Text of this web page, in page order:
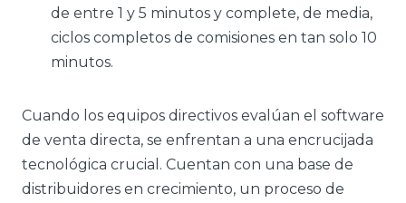
de entre 1 y 5 minutos y complete, de media,
ciclos completos de comisiones en tan solo 10
minutos.
Cuando los equipos directivos evalúan el software
de venta directa, se enfrentan a una encrucijada
tecnológica crucial. Cuentan con una base de
distribuidores en crecimiento, un proceso de